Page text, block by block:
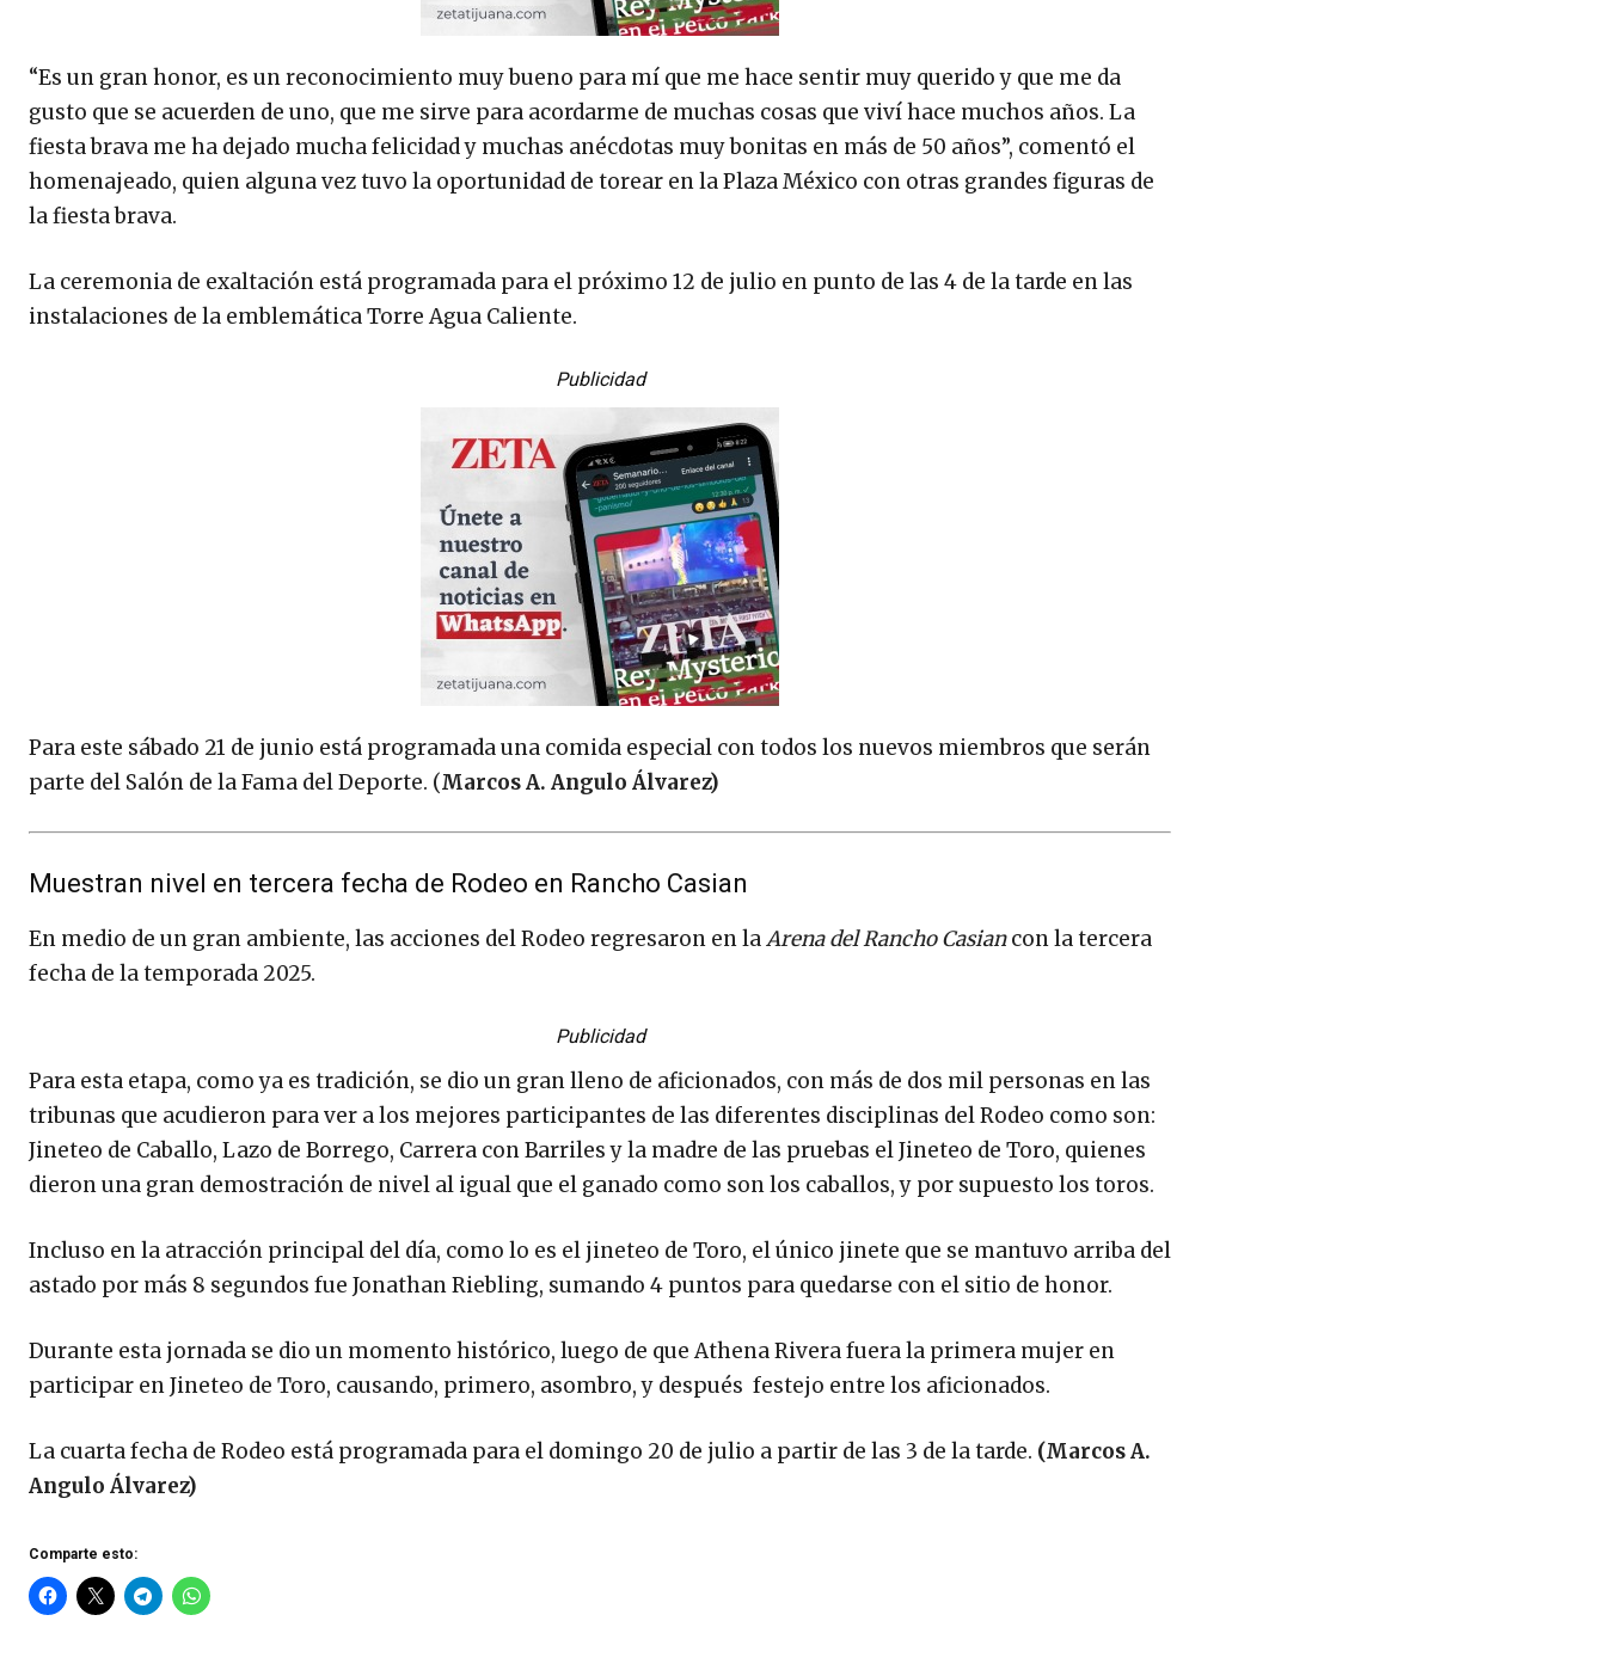
“Es un gran honor, es un reconocimiento muy bueno para mí que me hace sentir muy querido y que me da
gusto que se acuerden de uno, que me sirve para acordarme de muchas cosas que viví hace muchos años. La
fiesta brava me ha dejado mucha felicidad y muchas anécdotas muy bonitas en más de 50 años”, comentó el
homenajeado, quien alguna vez tuvo la oportunidad de torear en la Plaza México con otras grandes figuras de
la fiesta brava.
La ceremonia de exaltación está programada para el próximo 12 de julio en punto de las 4 de la tarde en las
instalaciones de la emblemática Torre Agua Caliente.
Publicidad
Para este sábado 21 de junio está programada una comida especial con todos los nuevos miembros que serán
parte del Salón de la Fama del Deporte. (Marcos A. Angulo Álvarez)
Muestran nivel en tercera fecha de Rodeo en Rancho Casian
En medio de un gran ambiente, las acciones del Rodeo regresaron en laArena del Rancho Casiancon la tercera
fecha de la temporada 2025.
Publicidad
Para esta etapa, como ya es tradición, se dio un gran lleno de aficionados, con más de dos mil personas en las
tribunas que acudieron para ver a los mejores participantes de las diferentes disciplinas del Rodeo como son:
Jineteo de Caballo, Lazo de Borrego, Carrera con Barriles y la madre de las pruebas el Jineteo de Toro, quienes
dieron una gran demostración de nivel al igual que el ganado como son los caballos, y por supuesto los toros.
Incluso en la atracción principal del día, como lo es el jineteo de Toro, el único jinete que se mantuvo arriba del
astado por más 8 segundos fue Jonathan Riebling, sumando 4 puntos para quedarse con el sitio de honor.
Durante esta jornada se dio un momento histórico, luego de que Athena Rivera fuera la primera mujer en
participar en Jineteo de Toro, causando, primero, asombro, y después festejo entre los aficionados.
La cuarta fecha de Rodeo está programada para el domingo 20 de julio a partir de las 3 de la tarde. (Marcos A.
Angulo Álvarez)
Comparte esto: